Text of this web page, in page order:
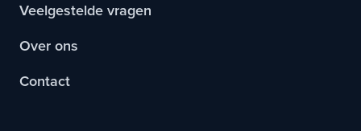
Veelgestelde vragen
Over ons
Contact